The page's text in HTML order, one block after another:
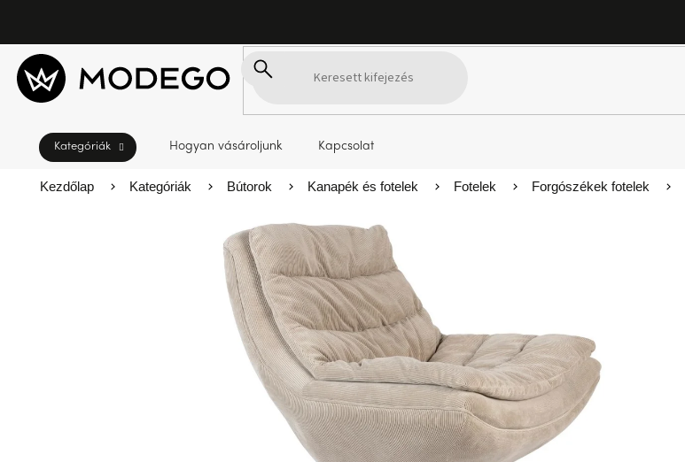
fő
tartalomhoz
Hogyan vásároljunk Kapcsolat
Kezdőlap Kategóriák Bútorok Kanapék és fotelek Fotelek Forgószékek fotelek